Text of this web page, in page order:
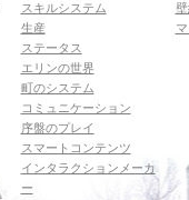
スキルシステム
生産
ステータス
エリンの世界
町のシステム
コミュニケーション
序盤のプレイ
スマートコンテンツ
インタラクションメーカ
ー